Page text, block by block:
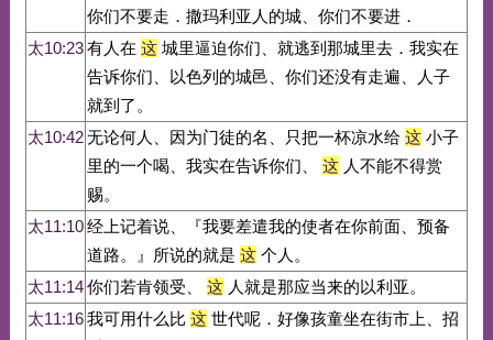
你们不要走．撒玛利亚人的城、你们不要进．
太10:23有人在 这城里逼迫你们、就逃到那城里去．我实在
告诉你们、以色列的城邑、你们还没有走遍、人子
就到了。
太10:42无论何人、因为门徒的名、只把一杯凉水给 这小子
里的一个喝、我实在告诉你们、
这人不能不得赏
赐。
太11:10经上记着说、『我要差遣我的使者在你前面、预备
道路。』所说的就是 这个人。
太11:14你们若肯领受、 这人就是那应当来的以利亚。
太11:16我可用什么比 这世代呢．好像孩童坐在街市上、招